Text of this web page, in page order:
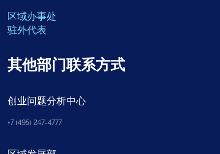
区域办事处
驻外代表
其他部门联系方式
创业问题分析中心
+7 (495) 247-4777